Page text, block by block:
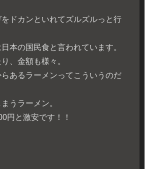
ドカンといれてズルズルっと行
本の国民食と言われています。
、金額も様々。
あるラーメンってこういうのだ
うラーメン。
円と激安です！！